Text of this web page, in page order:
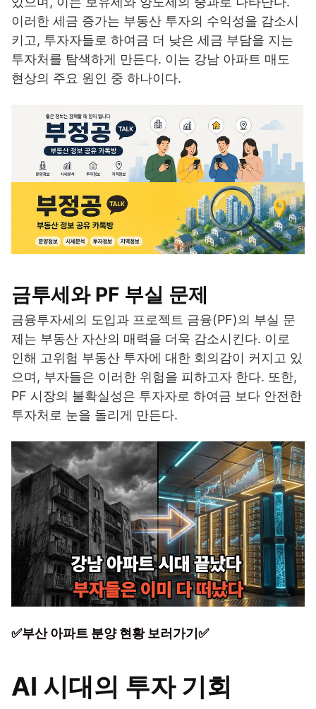
이러한 세금 증가는 부동산 투자의 수익성을 감소시
키고, 투자자들로 하여금 더 낮은 세금 부담을 지는
투자처를 탐색하게 만든다. 이는 강남 아파트 매도
현상의 주요 원인 중 하나이다.
금투세와 PF 부실 문제
금융투자세의 도입과 프로젝트 금융(PF)의 부실 문
제는 부동산 자산의 매력을 더욱 감소시킨다. 이로
인해 고위험 부동산 투자에 대한 회의감이 커지고 있
으며, 부자들은 이러한 위험을 피하고자 한다. 또한,
PF 시장의 불확실성은 투자자로 하여금 보다 안전한
투자처로 눈을 돌리게 만든다.
✅부산 아파트 분양 현황 보러가기✅
AI 시대의 투자 기회